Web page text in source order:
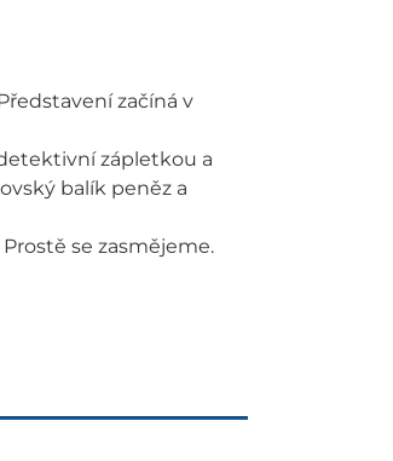
začíná v
zápletkou a
balík peněz a
se zasmějeme.